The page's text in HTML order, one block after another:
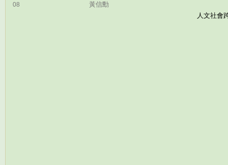
08
黃信勳
人文社會